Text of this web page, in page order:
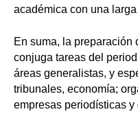
académica con una
En suma, la preparación
conjuga tareas del
áreas generalistas, y
tribunales, economía;
empresas periodísticas